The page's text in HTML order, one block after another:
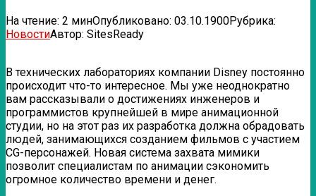
На чтение: 2 минОпубликовано: 03.10.1900Рубрика:
НовостиАвтор: SitesReady
В технических лабораториях компании Disney постоянно
происходит что-то интересное. Мы уже неоднократно
вам рассказывали о достижениях инженеров и
программистов крупнейшей в мире анимационной
студии, но на этот раз их разработка должна обрадовать
людей, занимающихся созданием фильмов с участием
CG-персонажей. Новая система захвата мимики
позволит специалистам по анимации сэкономить
огромное количество времени и денег.